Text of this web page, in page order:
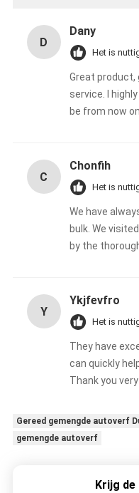
D
Dany
Het is
Great
service. I
be from now
C
Chonfih
Het is
We have
bulk. We
by the
Y
Ykjfevfro
Het is
They have
can quickly
Thank you
Gereed gemengde autoverf
gemengde autoverf
Krijg